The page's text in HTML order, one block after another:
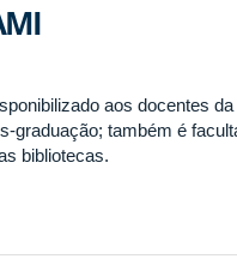
aos docentes da
graduação; também é
bibliotecas.